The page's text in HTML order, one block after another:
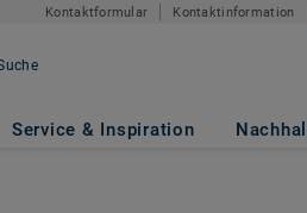
Kontaktformular Kontaktinformation
Service & Inspiration